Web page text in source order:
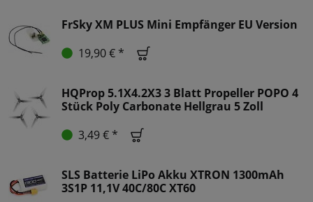
FrSky XM PLUS Mini Empfänger EU Version
19,90 € *
HQProp 5.1X4.2X3 3 Blatt Propeller POPO 4
Stück Poly Carbonate Hellgrau 5 Zoll
3,49 € *
SLS Batterie LiPo Akku XTRON 1300mAh
3S1P 11,1V 40C/80C XT60